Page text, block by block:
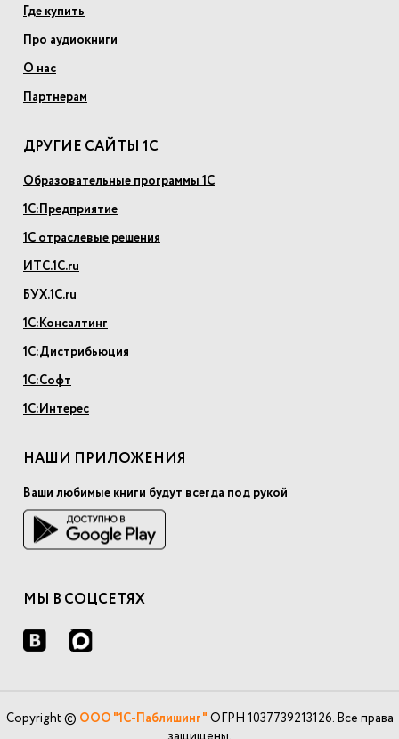
Где купить
Про аудиокниги
О нас
Партнерам
ДРУГИЕ САЙТЫ 1С
Образовательные программы 1С
1С:Предприятие
1С отраслевые решения
ИТС.1С.ru
БУХ.1С.ru
1С:Консалтинг
1С:Дистрибьюция
1С:Софт
1С:Интерес
НАШИ ПРИЛОЖЕНИЯ
Ваши любимые книги будут всегда под рукой
МЫ В СОЦСЕТЯХ
Copyright © ООО "1С-Паблишинг" ОГРН 1037739213126. Все права